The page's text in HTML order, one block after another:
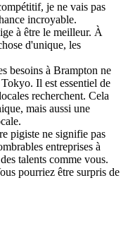
je ne vais pas
incroyable.
à être le meilleur. À
d'unique, les
besoins à Brampton ne
Il est essentiel de
recherchent. Cela
mais aussi une
pigiste ne signifie pas
entreprises à
talents comme vous.
pourriez être surpris de